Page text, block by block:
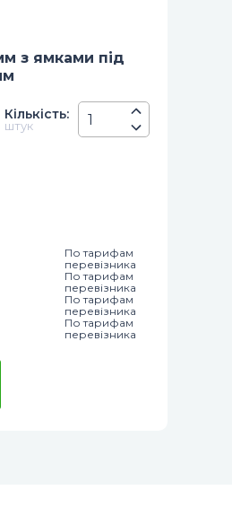
з ямками під
Кiлькiсть:
штук
По тарифам
перевізника
По тарифам
перевізника
По тарифам
перевізника
По тарифам
перевізника